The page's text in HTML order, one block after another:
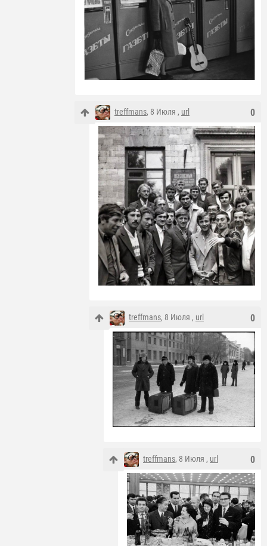
0
treffmans, 8 Июля , url
0
treffmans, 8 Июля , url
0
treffmans, 8 Июля , url